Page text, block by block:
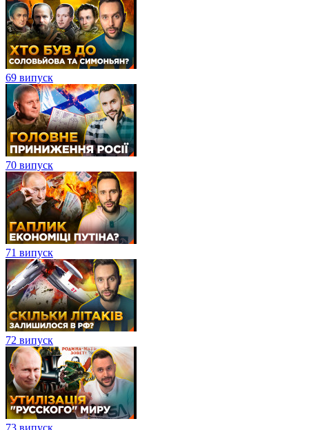
69 випуск
70 випуск
71 випуск
72 випуск
73 випуск